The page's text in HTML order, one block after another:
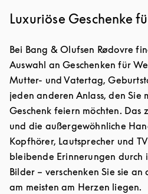
Luxuriöse Geschenke
Bei Bang & Olufsen Rødovre
Auswahl an Geschenken für
Mutter- und Vatertag,
jeden anderen Anlass, den Sie
Geschenk feiern möchten. Das
und die außergewöhnliche
Kopfhörer, Lautsprecher und
bleibende Erinnerungen durch
Bilder – verschenken Sie sie
am meisten am Herzen liegen.